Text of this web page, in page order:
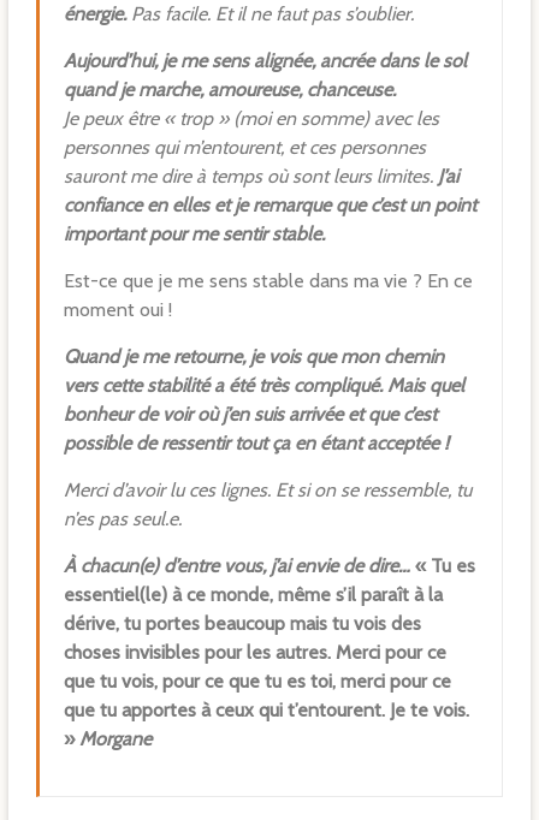
énergie.Pas facile. Et il ne faut pas s’oublier.
Aujourd’hui, je me sens alignée, ancrée dans le sol
quand je marche, amoureuse, chanceuse.
Je peux être « trop » (moi en somme) avec les
personnes qui m’entourent, et ces personnes
sauront me dire à temps où sont leurs limites. J’ai
confiance en elles et je remarque que c’est un point
important pour me sentir stable.
Est-ce que je me sens stable dans ma vie ? En ce
moment oui !
Quand je me retourne, je vois que mon chemin
vers cette stabilité a été très compliqué. Mais quel
bonheur de voir où j’en suis arrivée et que c’est
possible de ressentir tout ça en étant acceptée !
Merci d’avoir lu ces lignes. Et si on se ressemble, tu
n’es pas seul.e.
À chacun(e) d’entre vous, j’ai envie de dire… « Tu es
essentiel(le) à ce monde, même s’il paraît à la
dérive, tu portes beaucoup mais tu vois des
choses invisibles pour les autres. Merci pour ce
que tu vois, pour ce que tu es toi, merci pour ce
que tu apportes à ceux qui t’entourent. Je te vois.
»Morgane